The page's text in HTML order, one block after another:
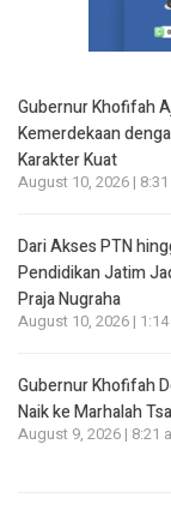
Gubernur Khofifah
Kemerdekaan
Karakter Kuat
August 10, 2026 | 8:31
Dari Akses PTN
Pendidikan Jatim
Praja Nugraha
August 10, 2026 | 1:14
Gubernur Khofifah
Naik ke Marhalah
August 9, 2026 | 8:21